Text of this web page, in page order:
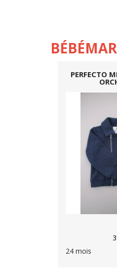
PERFECTO
24 mois